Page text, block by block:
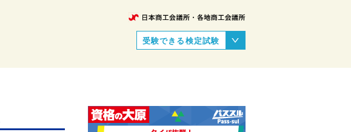
受験できる検定試験